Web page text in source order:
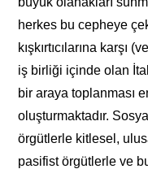
herkes bu cepheye
kışkırtıcılarına
iş birliği içinde olan
bir araya toplanması
oluşturmaktadır.
örgütlerle kitlesel,
pasifist örgütlerle ve